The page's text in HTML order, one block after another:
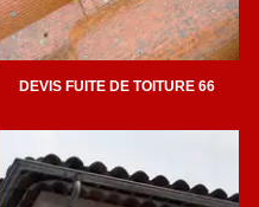
DEVIS FUITE DE TOITURE 66